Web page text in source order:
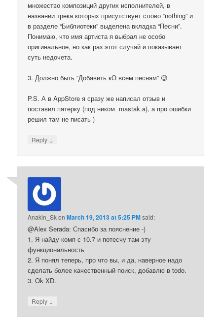
множество композиций других исполнителей, в
названии трека которых присутствует слово “nothing” и
в разделе “Библиотеки” выделена вкладка “Песни”.
Понимаю, что имя артиста я выбрал не особо
оригинальное, но как раз этот случай и показывает
суть недочета.
3. Должно быть “Добавить кО всем песням” 😉
P.S. А в AppStore я сразу же написал отзыв и
поставил пятерку (под ником mastak.a), а про ошибки
решил там не писать )
Reply ↓
Anakin_SkonMarch 19, 2013 at 5:25 PMsaid:
@Alex Serada: Спасибо за пояснение -)
1. Я найду комп с 10.7 и потесчу там эту
функциональность
2. Я понял теперь, про что вы, и да, наверное надо
сделать более качественный поиск, добавлю в todo.
3. Ok XD.
Reply ↓